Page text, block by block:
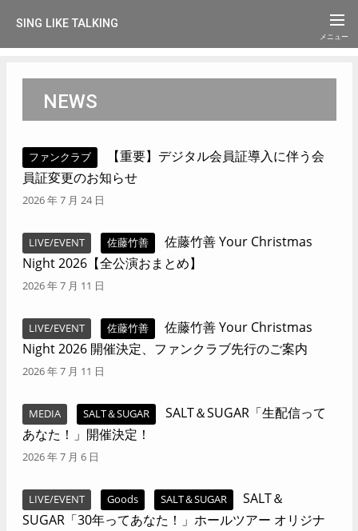
SING LIKE TALKING
NEWS
ファンクラブ
【重要】デジタル会員証導入に伴う会
員証変更のお知らせ
2026 年 7 月 24 日
LIVE/EVENT 佐藤竹善
佐藤竹善 Your Christmas
Night 2026【全公演おまとめ】
2026 年 7 月 11 日
LIVE/EVENT 佐藤竹善
佐藤竹善 Your Christmas
Night 2026 開催決定、ファンクラブ先行のご案内
2026 年 7 月 11 日
MEDIA SALT＆SUGAR
SALT＆SUGAR「生配信って
あなた！」開催決定！
2026 年 7 月 6 日
LIVE/EVENT Goods SALT＆SUGAR
SALT＆
SUGAR「30年ってあなた！」ホールツアー オリジナ